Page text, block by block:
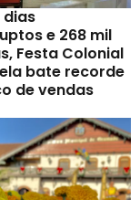
dias
e 268 mil
Festa Colonial
bate recorde
de vendas